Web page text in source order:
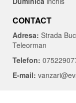
CONTACT
Adresa: Strada
Teleorman
Telefon:
E-mail: